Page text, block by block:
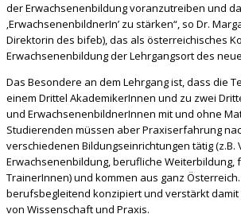
der Erwachsenenbildung voranzutreiben und
‚ErwachsenenbildnerIn’ zu stärken“, so Dr.
Direktorin des bifeb), das als österreichisches
Erwachsenenbildung der Lehrgangsort des
Das Besondere an dem Lehrgang ist, dass die
einem Drittel AkademikerInnen und zu zwei
und ErwachsenenbildnerInnen mit und ohne
Studierenden müssen aber Praxiserfahrung
verschiedenen Bildungseinrichtungen tätig (z.B.
Erwachsenenbildung, berufliche Weiterbildung,
TrainerInnen) und kommen aus ganz
berufsbegleitend konzipiert und verstärkt
von Wissenschaft und Praxis.